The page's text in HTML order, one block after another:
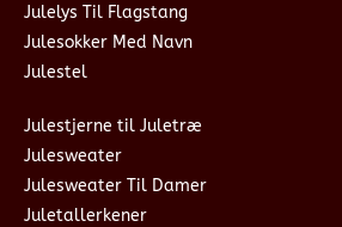
Julelys Til Flagstang
Julesokker Med Navn
Julestel
Julestjerne til Juletræ
Julesweater
Julesweater Til Damer
Juletallerkener